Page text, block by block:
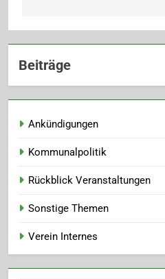
Beiträge
Ankündigungen
Kommunalpolitik
Rückblick Veranstaltungen
Sonstige Themen
Verein Internes